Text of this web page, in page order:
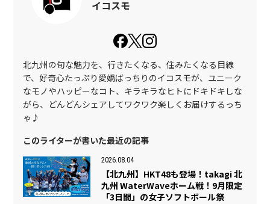
イコスモ
北九州の旬な魅力を、行きたくなる、住みたくなる目線
で、好奇心たっぷり愛嬌ばっちりのイコスモが、ユニーク
なモノやハッピーなコト、キラキラなヒトにドキドキしな
がら、どんどんシェアしてワクワク楽しくお届けするっち
ゃ♪
このライターが書いた最近の記事
2026.08.04
【北九州】HKT48も登場！takagi 北
九州 WaterWaveホーム戦！9月限定
「3日間」の女子ソフトボール祭